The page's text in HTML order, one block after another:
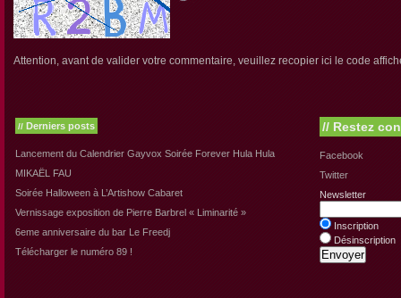
Attention, avant de valider votre commentaire, veuillez recopier ici le code
// Derniers posts
Lancement du Calendrier Gayvox Soirée Forever Hula Hula
MIKAËL FAU
Soirée Halloween à L’Artishow Cabaret
Vernissage exposition de Pierre Barbrel « Liminarité »
6eme anniversaire du bar Le Freedj
Télécharger le numéro 89 !
// Restez
Facebook
Twitter
Newsletter
Inscription
Désinscription